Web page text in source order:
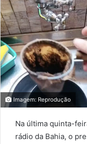
Imagem: Reprodução
Na última quinta-
rádio da Bahia, o